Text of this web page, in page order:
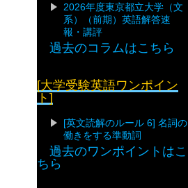
2026年度東京都立大学（文
系）（前期）英語解答速
報・講評
過去のコラムはこちら
[大学受験英語ワンポイン
ト]
[英文読解のルール 6] 名詞の
働きをする準動詞
過去のワンポイントはこ
ちら